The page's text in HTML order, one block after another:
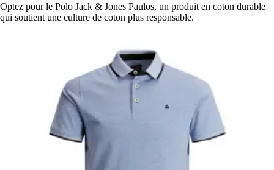
Optez pour le Polo Jack & Jones Paulos, un produit en coton durable
qui soutient une culture de coton plus responsable.